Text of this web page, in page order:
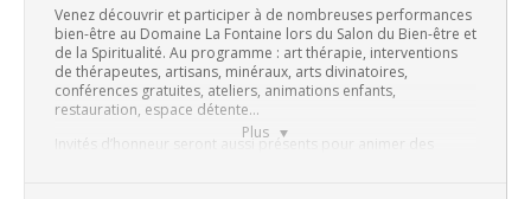
Plus
Venez découvrir et participer à de nombreuses performances
bien-être au Domaine La Fontaine lors du Salon du Bien-être et
de la Spiritualité. Au programme : art thérapie, interventions
de thérapeutes, artisans, minéraux, arts divinatoires,
conférences gratuites, ateliers, animations enfants,
restauration, espace détente…
Invités d’honneur seront aussi présents pour animer des